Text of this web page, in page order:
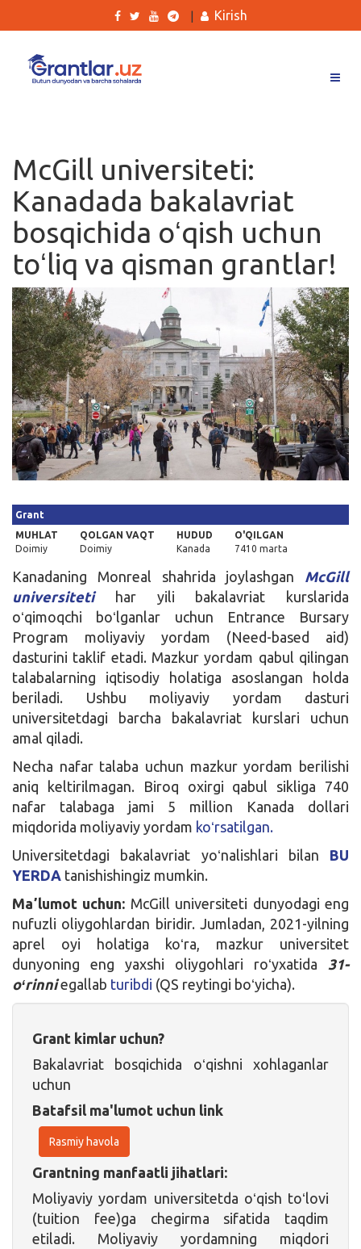
Ishlar
Kurslar
Blog
Yana
Qidirish
Kirish
Kirish
McGill universiteti:
Kanadada bakalavriat
bosqichida oʻqish uchun
toʻliq va qisman grantlar!
Grant
MUHLAT
Doimiy
QOLGAN VAQT
Doimiy
HUDUD
Kanada
O'QILGAN
7410 marta
Kanadaning Monreal shahrida joylashgan McGill
universitetihar yili bakalavriat kurslarida
oʻqimoqchi boʻlganlar uchun Entrance Bursary
Program moliyaviy yordam (Need-based aid)
dasturini taklif etadi. Mazkur yordam qabul qilingan
talabalarning iqtisodiy holatiga asoslangan holda
beriladi. Ushbu moliyaviy yordam dasturi
universitetdagi barcha bakalavriat kurslari uchun
amal qiladi.
Necha nafar talaba uchun mazkur yordam berilishi
aniq keltirilmagan. Biroq oxirgi qabul sikliga 740
nafar talabaga jami 5 million Kanada dollari
miqdorida moliyaviy yordam koʻrsatilgan.
Universitetdagi bakalavriat yoʻnalishlari bilan BU
YERDA tanishishingiz mumkin.
Maʼlumot uchun: McGill universiteti dunyodagi eng
nufuzli oliygohlardan biridir. Jumladan, 2021-yilning
aprel oyi holatiga koʻra, mazkur universitet
dunyoning eng yaxshi oliygohlari roʻyxatida 31-
oʻrinni egallab turibdi (QS reytingi boʻyicha).
Grant kimlar uchun?
Bakalavriat bosqichida oʻqishni xohlaganlar
uchun
Batafsil ma'lumot uchun link
Rasmiy havola
Grantning manfaatli jihatlari:
Moliyaviy yordam universitetda oʻqish toʻlovi
(tuition fee)ga chegirma sifatida taqdim
etiladi. Moliyaviy yordamning miqdori